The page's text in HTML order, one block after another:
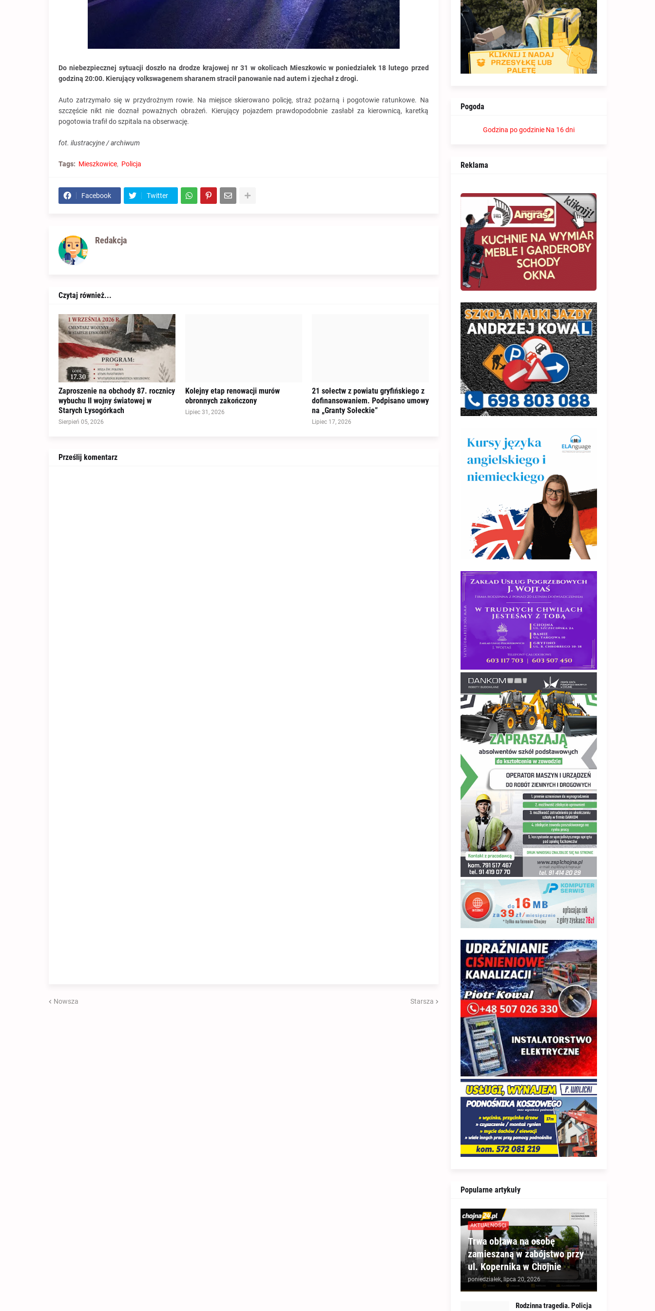
Do niebezpiecznej sytuacji doszło na drodze krajowej nr 31 w okolicach Mieszkowic w poniedziałek 18 lutego przed
godziną 20:00. Kierujący volkswagenem sharanem stracił panowanie nad autem i zjechał z drogi.
Auto zatrzymało się w przydrożnym rowie. Na miejsce skierowano policję, straż pożarną i pogotowie ratunkowe. Na
szczęście nikt nie doznał poważnych obrażeń. Kierujący pojazdem prawdopodobnie zasłabł za kierownicą, karetką
pogotowia trafił do szpitala na obserwację.
fot. ilustracyjne / archiwum
Tags: Mieszkowice Policja
Facebook Twitter
Redakcja
Czytaj również...
Zaproszenie na obchody 87. rocznicy
wybuchu II wojny światowej w
Starych Łysogórkach
Sierpień 05, 2026
Kolejny etap renowacji murów
obronnych zakończony
Lipiec 31, 2026
21 sołectw z powiatu gryfińskiego z
dofinansowaniem. Podpisano umowy
na „Granty Sołeckie”
Lipiec 17, 2026
Prześlij komentarz
Nowsza Starsza
Pogoda
Godzina po godzinie Na 16 dni
Reklama
Popularne artykuły
AKTUALNOŚCI
Trwa obława na osobę
zamieszaną w zabójstwo przy
ul. Kopernika w Chojnie
poniedziałek, lipca 20, 2026
Rodzinna tragedia. Policja